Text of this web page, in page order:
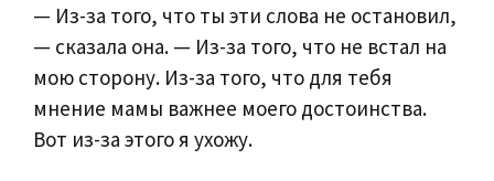
— Из-за того, что ты эти слова не остановил,
— сказала она. — Из-за того, что не встал на
мою сторону. Из-за того, что для тебя
мнение мамы важнее моего достоинства.
Вот из-за этого я ухожу.